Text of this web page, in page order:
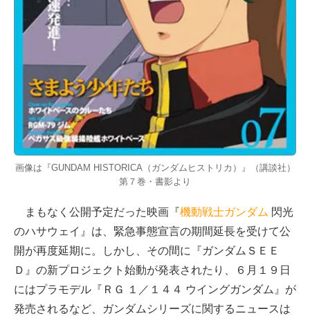
画像は『GUNDAM HISTORICA（ガンダムヒストリカ）』（講談社）
第７巻・書影より
まもなく公開予定だった映画『機動戦士ガンダム 閃光
のハサウェイ』は、緊急事態宣言の期間延長を受けて公
開が再度延期に。しかし、その間に『ガンダムＳＥＥ
Ｄ』の新プロジェクト始動が発表されたり、６月１９日
にはプラモデル『ＲＧ １／１４４ ウイングガンダム』が
発売されるなど、ガンダムシリーズに関するニュースは